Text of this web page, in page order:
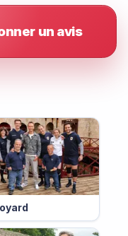
un avis